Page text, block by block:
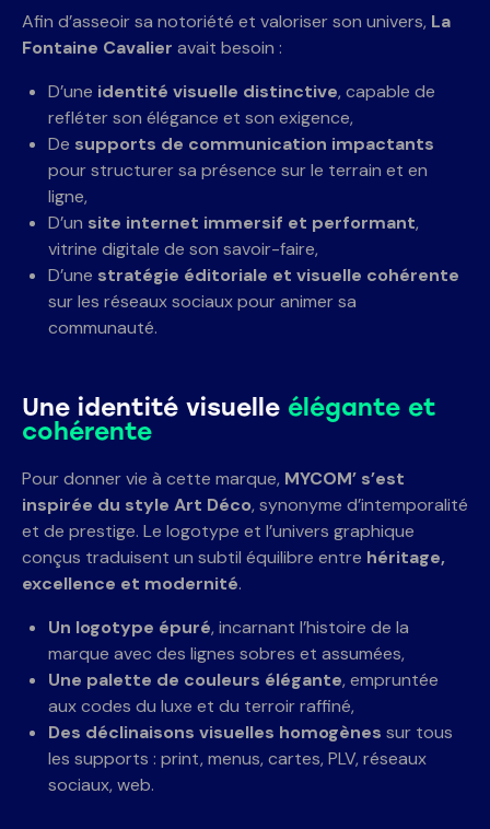
Afin d’asseoir sa notoriété et valoriser son univers, La
Fontaine Cavalier avait besoin :
D’une identité visuelle distinctive, capable de
refléter son élégance et son exigence,
De supports de communication impactants
pour structurer sa présence sur le terrain et en
ligne,
D’un site internet immersif et performant,
vitrine digitale de son savoir-faire,
D’une stratégie éditoriale et visuelle cohérente
sur les réseaux sociaux pour animer sa
communauté.
Une identité visuelle élégante et
cohérente
Pour donner vie à cette marque, MYCOM’ s’est
inspirée du style Art Déco, synonyme d’intemporalité
et de prestige. Le logotype et l’univers graphique
conçus traduisent un subtil équilibre entre héritage,
excellence et modernité.
Un logotype épuré, incarnant l’histoire de la
marque avec des lignes sobres et assumées,
Une palette de couleurs élégante, empruntée
aux codes du luxe et du terroir raffiné,
Des déclinaisons visuelles homogènes sur tous
les supports : print, menus, cartes, PLV, réseaux
sociaux, web.